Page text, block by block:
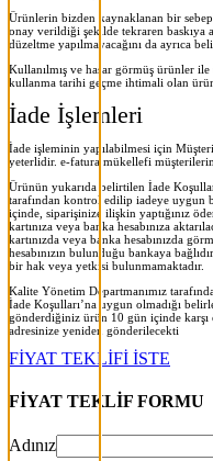
Ürünlerin bizden kaynaklanan bir
onay verildiği şekilde tekraren baskıya
düzeltme yapılmayacağını da ayrıca
Kullanılmış ve hasar görmüş ürünler
kullanma tarihi geçme ihtimali olan
İade İşlemleri
İade işleminin yapılabilmesi için
yeterlidir. e-fatura mükellefi
Ürünün yukarıda belirtilen İade
tarafından kontrol edilip iadeye uygun
içinde, siparişinize ilişkin yaptığınız
kartınıza veya banka hesabınıza
kartınızda veya banka hesabınızda
hesabınızın bulunduğu bankaya
bir hak veya yetkisi bulunmamaktadır.
Kalite Yönetim Departmanımız
İade Koşulları’na uygun olmadığı
gönderdiğiniz ürün 10 gün içinde karşı
adresinize yeniden gönderilecekti
FİYAT TEKLİFİ İSTE
FİYAT TEKLİF FORMU
Adınız